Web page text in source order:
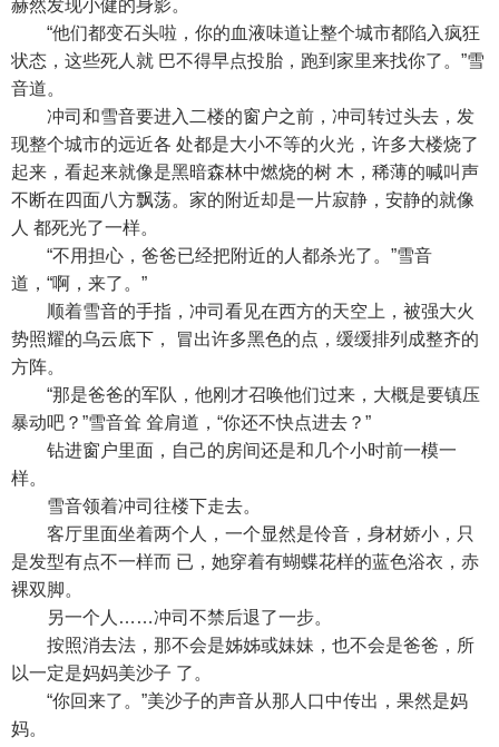
赫然发现小健的身影。
“他们都变石头啦，你的血液味道让整个城市都陷入疯狂
状态，这些死人就 巴不得早点投胎，跑到家里来找你了。”雪
音道。
冲司和雪音要进入二楼的窗户之前，冲司转过头去，发
现整个城市的远近各 处都是大小不等的火光，许多大楼烧了
起来，看起来就像是黑暗森林中燃烧的树 木，稀薄的喊叫声
不断在四面八方飘荡。家的附近却是一片寂静，安静的就像
人 都死光了一样。
“不用担心，爸爸已经把附近的人都杀光了。”雪音
道，“啊，来了。”
顺着雪音的手指，冲司看见在西方的天空上，被强大火
势照耀的乌云底下， 冒出许多黑色的点，缓缓排列成整齐的
方阵。
“那是爸爸的军队，他刚才召唤他们过来，大概是要镇压
暴动吧？”雪音耸 耸肩道，“你还不快点进去？”
钻进窗户里面，自己的房间还是和几个小时前一模一
样。
雪音领着冲司往楼下走去。
客厅里面坐着两个人，一个显然是伶音，身材娇小，只
是发型有点不一样而 已，她穿着有蝴蝶花样的蓝色浴衣，赤
裸双脚。
另一个人……冲司不禁后退了一步。
按照消去法，那不会是姊姊或妹妹，也不会是爸爸，所
以一定是妈妈美沙子 了。
“你回来了。”美沙子的声音从那人口中传出，果然是妈
妈。